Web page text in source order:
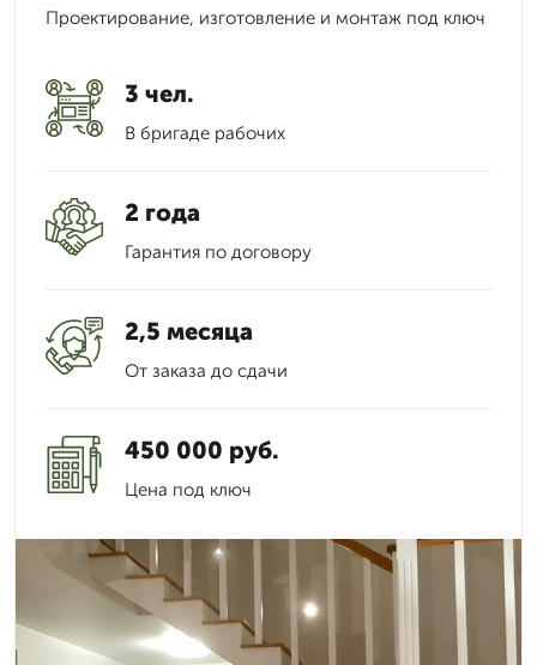
Проектирование, изготовление и монтаж под ключ
3 чел.
В бригаде рабочих
2 года
Гарантия по договору
2,5 месяца
От заказа до сдачи
450 000 руб.
Цена под ключ